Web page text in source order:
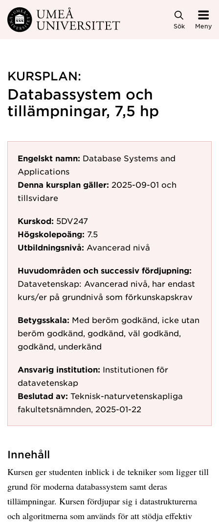
Hoppa direkt till innehållet
Sök Meny
KURSPLAN:
Databassystem och
tillämpningar, 7,5 hp
Engelskt namn: Database Systems and
Applications
Denna kursplan gäller: 2025-09-01 och
tillsvidare
Kurskod: 5DV247
Högskolepoäng: 7.5
Utbildningsnivå: Avancerad nivå
Huvudområden och successiv fördjupning:
Datavetenskap: Avancerad nivå, har endast
kurs/er på grundnivå som förkunskapskrav
Betygsskala: Med beröm godkänd, icke utan
beröm godkänd, godkänd, väl godkänd,
godkänd, underkänd
Ansvarig institution: Institutionen för
datavetenskap
Beslutad av: Teknisk-naturvetenskapliga
fakultetsnämnden, 2025-01-22
Innehåll
Kursen ger studenten inblick i de tekniker som ligger till
grund för moderna databassystem samt deras
tillämpningar. Kursen fördjupar sig i datastrukturerna
och algoritmerna som används för att stödja effektiv